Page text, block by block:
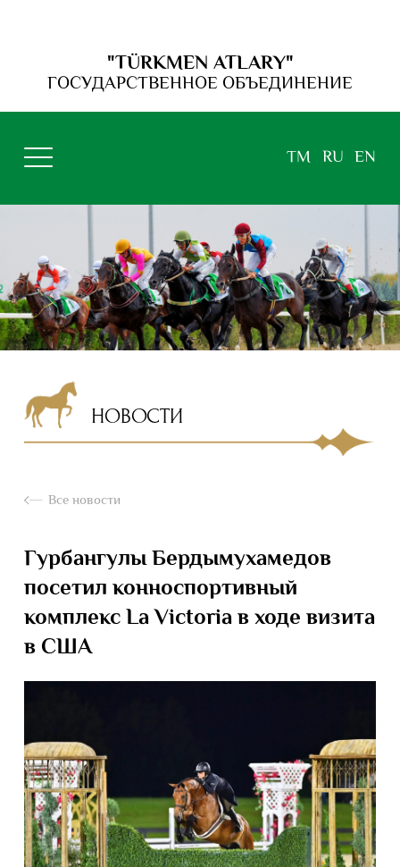
"TÜRKMEN ATLARY"
ГОСУДАРСТВЕННОЕ ОБЪЕДИНЕНИЕ
TM RU EN
НОВОСТИ
Все новости
Гурбангулы Бердымухамедов
посетил конноспортивный
комплекс La Victoria в ходе визита
в США